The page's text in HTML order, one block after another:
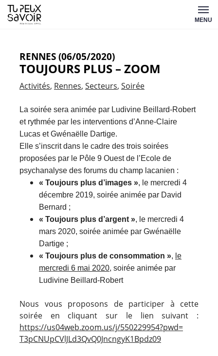
Aller
au
MENU
RENNES (06/05/2020)
TOUJOURS PLUS – ZOOM
Activités Rennes Secteurs Soirée
La soirée sera animée par Ludivine Beillard-Robert
et rythmée par les interventions d’Anne-Claire
Lucas et Gwénaëlle Dartige.
Elle s’inscrit dans le cadre des trois soirées
proposées par le Pôle 9 Ouest de l’Ecole de
psychanalyse des forums du champ lacanien :
« Toujours plus d’images », le mercredi 4
décembre 2019, soirée animée par David
Bernard ;
« Toujours plus d’argent », le mercredi 4
mars 2020, soirée animée par Gwénaëlle
Dartige ;
« Toujours plus de consommation », le
mercredi 6 mai 2020, soirée animée par
Ludivine Beillard-Robert
Nous vous proposons de participer à cette
soirée en cliquant sur le lien suivant :
https://us04web.zoom.us/j/550229954?pwd=
T3pCNUpCVlJLd3QvQ0JncngyK1Bpdz09